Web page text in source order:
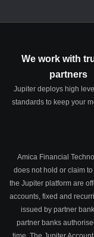
We work with
partners
Jupiter deploys high
standards to keep your
Amica Financial
does not hold or claim
the Jupiter platform are
accounts, fixed and
issued by partner
partner banks